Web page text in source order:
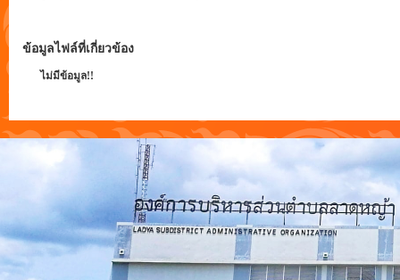
ข้อมูลไฟล์ที่เกี่ยวข้อง
ไม่มีข้อมูล!!